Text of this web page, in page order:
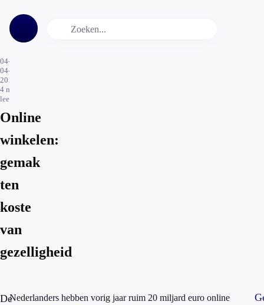
04-
04-
2017
4 min.
leestijd
Online
winkelen:
gemak
ten
koste
van
gezelligheid
DeNederlanders hebben vorig jaar ruim 20 miljard euro online